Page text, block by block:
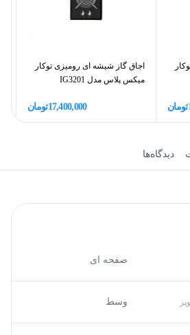
تومان
اجاق گاز شیشه ای رومیزی توکار
میکس پلاس مدل IG3201
17,400,000تومان
دیدگاه‌ها
صفحه ای
وسط